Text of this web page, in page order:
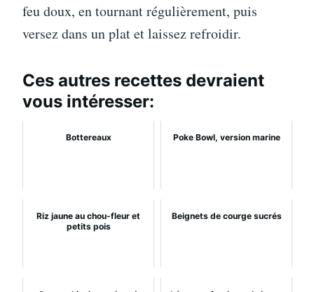
feu doux, en tournant régulièrement, puis
versez dans un plat et laissez refroidir.
Ces autres recettes devraient
vous intéresser:
Bottereaux Poke Bowl, version marine
Riz jaune au chou-fleur et
petits pois
Beignets de courge sucrés